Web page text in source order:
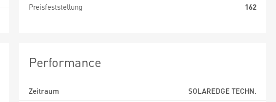
Preisfeststellung
162
Performance
Zeitraum
SOLAREDGE TECHN.